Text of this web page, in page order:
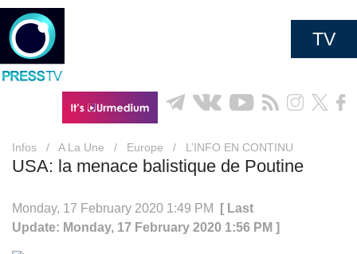
TV
Infos / A La Une / Europe / L’INFO EN CONTINU
USA: la menace balistique de Poutine
Monday, 17 February 2020 1:49 PM
[ Last
Update: Monday, 17 February 2020 1:56 PM ]